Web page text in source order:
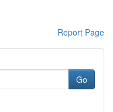
Report Page
Go